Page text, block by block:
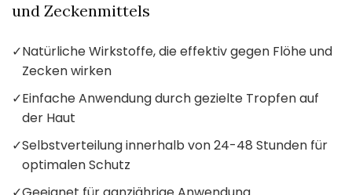
und Zeckenmittels
✓Natürliche Wirkstoffe, die effektiv gegen Flöhe und
Zecken wirken
✓Einfache Anwendung durch gezielte Tropfen auf
der Haut
✓Selbstverteilung innerhalb von 24-48 Stunden für
optimalen Schutz